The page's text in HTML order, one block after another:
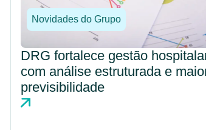
do Grupo
gestão hospitalar
estruturada e maior